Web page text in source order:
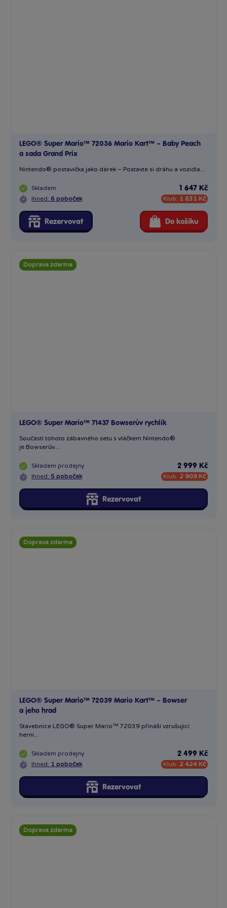
LEGO® Super Mario™ 72036 Mario Kart™ – Baby Peach
a sada Grand Prix
Nintendo® postavička jako dárek – Postavte si dráhu a vozidla...
Skladem
Ihned: 6 poboček
1 647 Kč
Klub: 1 631 Kč
Rezervovat Do košíku
Doprava zdarma
LEGO® Super Mario™ 71437 Bowserův rychlík
Součástí tohoto zábavného setu s vláčkem Nintendo®
je Bowserův...
Skladem prodejny
Ihned: 5 poboček
2 999 Kč
Klub: 2 909 Kč
Rezervovat
Doprava zdarma
LEGO® Super Mario™ 72039 Mario Kart™ – Bowser
a jeho hrad
Stavebnice LEGO® Super Mario™ 72039 přináší vzrušující
herní...
Skladem prodejny
Ihned: 1 poboček
2 499 Kč
Klub: 2 424 Kč
Rezervovat
Doprava zdarma